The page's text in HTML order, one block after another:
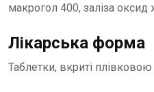
макрогол 400, заліза оксид
Лікарська форма
Таблетки, вкриті